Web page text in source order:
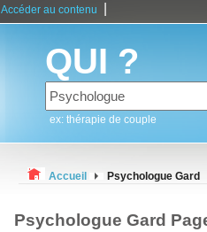
Accéder au contenu
QUI ?
ex: thérapie de couple
Accueil Psychologue Gard
Psychologue Gard